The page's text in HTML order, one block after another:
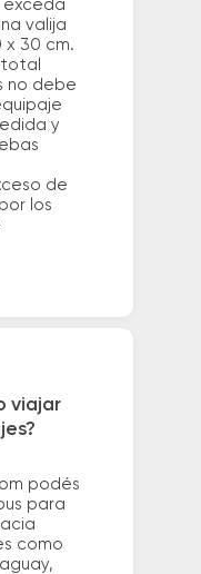
exceda
valija
x 30 cm.
no debe
y
de
los
viajar
podés
para
como